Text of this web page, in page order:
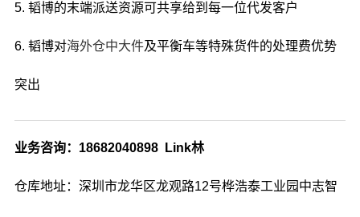
5. 韬博的末端派送资源可共享给到每一位代发客户
6. 韬博对海外仓中大件及平衡车等特殊货件的处理费优势
突出
业务咨询：18682040898 Link林
仓库地址：深圳市龙华区龙观路12号桦浩泰工业园中志智